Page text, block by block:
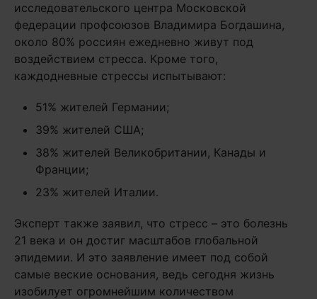
исследовательского центра Московской
федерации профсоюзов Владимира Богдашина,
около 80% россиян ежедневно живут под
воздействием стресса. Кроме того,
каждодневные стрессы испытывают:
51% жителей Германии;
39% жителей США;
38% жителей Великобритании, Канады и
Франции;
23% жителей Италии.
Эксперт также заявил, что стресс – это болезнь
21 века и он достиг масштабов глобальной
эпидемии. И это заявление имеет под собой
самые веские основания, ведь сегодня жизнь
изобилует огромнейшим количеством